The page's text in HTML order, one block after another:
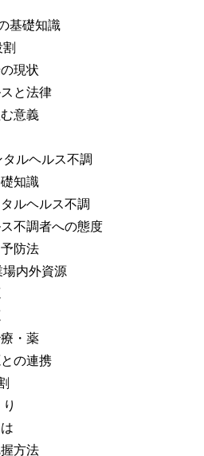
基礎知識
現状
と法律
意義
ルヘルス不調
知識
ヘルス不調
調者への態度
防法
内外資源
・薬
の連携
方法